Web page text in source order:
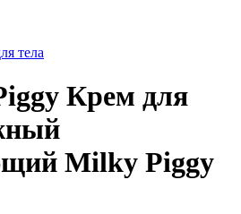
тела
Крем для
Milky Piggy